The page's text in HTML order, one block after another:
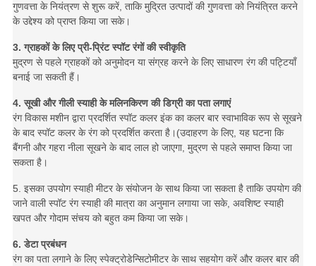
गुणवत्ता के नियंत्रण से शुरू करें, ताकि मुद्रित उत्पादों की गुणवत्ता को नियंत्रित करने
के उद्देश्य को प्राप्त किया जा सके।
3. ग्राहकों के लिए प्री-प्रिंट स्पॉट रंगों की स्वीकृति
मुद्रण से पहले ग्राहकों को अनुमोदन या संग्रह करने के लिए साधारण रंग की पट्टियाँ
बनाई जा सकती हैं।
4. सूखी और गीली स्याही के मलिनकिरण की डिग्री का पता लगाएं
रंग विकास मशीन द्वारा प्रदर्शित स्पॉट कलर इंक का कलर बार स्वाभाविक रूप से सूखने
के बाद स्पॉट कलर के रंग को प्रदर्शित करता है।(उदाहरण के लिए, यह घटना कि
बैंगनी और गहरा नीला सूखने के बाद लाल हो जाएगा, मुद्रण से पहले समाप्त किया जा
सकता है।
5. इसका उपयोग स्याही मीटर के संयोजन के साथ किया जा सकता है ताकि उपयोग की
जाने वाली स्पॉट रंग स्याही की मात्रा का अनुमान लगाया जा सके, अवशिष्ट स्याही
खपत और गोदाम संचय को बहुत कम किया जा सके।
6. डेटा प्रबंधन
रंग का पता लगाने के लिए स्पेक्ट्रोडेन्सिटोमीटर के साथ सहयोग करें और कलर बार की